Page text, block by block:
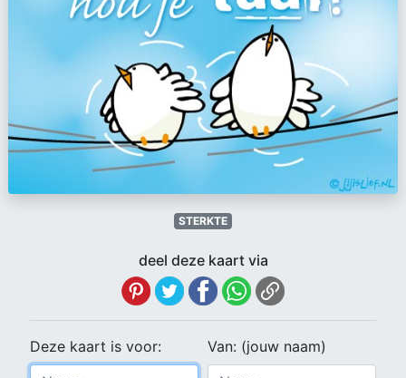
STERKTE
deel deze kaart via
Deze kaart is voor: Van: (jouw naam)